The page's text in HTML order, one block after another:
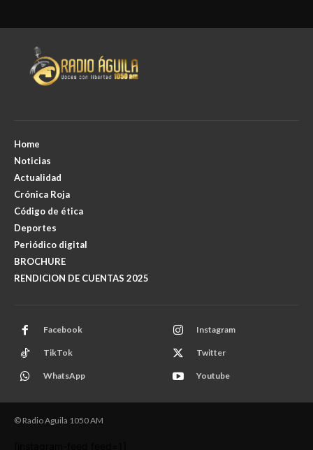
Home
Noticias
Actualidad
Crónica Roja
Código de ética
Deportes
Periódico digital
BROCHURE
RENDICION DE CUENTAS 2025
Facebook Instagram
TikTok Twitter
WhatsApp Youtube
© Radio Aguila 1050 AM